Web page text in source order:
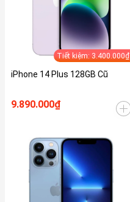
Tiết kiệm: 3.400.000₫
iPhone 14 Plus 128GB Cũ
9.890.000₫